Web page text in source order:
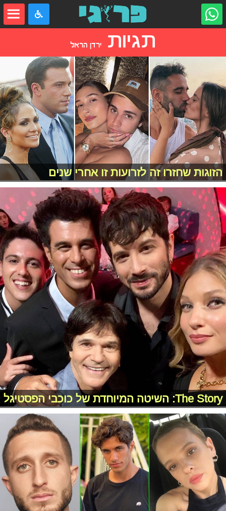
תגיות ירדן הראל
הזוגות שחזרו זה לזרועות זו אחרי שנים
The Story: השיטה המיוחדת של כוכבי הפסטיגל